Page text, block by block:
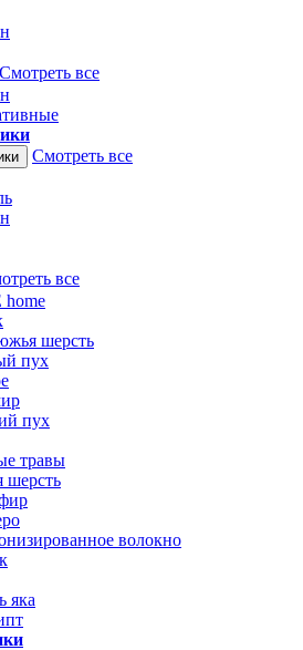
Смотреть все
Смотреть все
все
шерсть
пух
пух
травы
шерсть
волокно
яка